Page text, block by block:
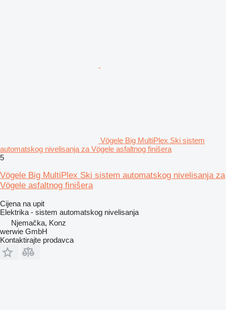
Vögele Big MultiPlex Ski sistem
automatskog nivelisanja za Vögele asfaltnog finišera
5
Vögele Big MultiPlex Ski sistem automatskog nivelisanja za
Vögele asfaltnog finišera
Cijena na upit
Elektrika - sistem automatskog nivelisanja
Njemačka, Konz
werwie GmbH
Kontaktirajte prodavca